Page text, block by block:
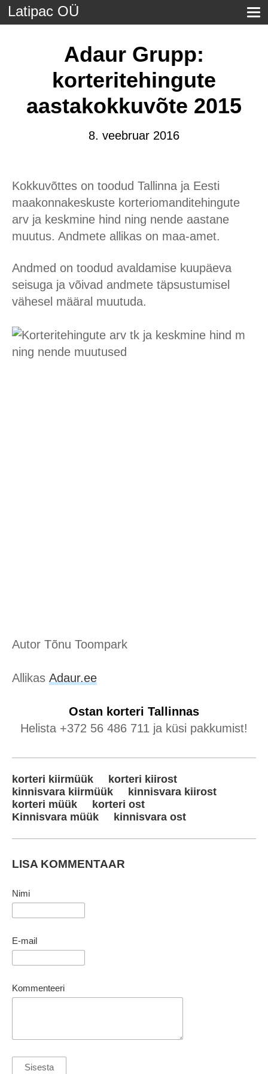
Latipac OÜ
Adaur Grupp:
korteritehingute
aastakokkuvõte 2015
8. veebruar 2016
Kokkuvõttes on toodud Tallinna ja Eesti
maakonnakeskuste korteriomanditehingute
arv ja keskmine hind ning nende aastane
muutus. Andmete allikas on maa-amet.
Andmed on toodud avaldamise kuupäeva
seisuga ja võivad andmete täpsustumisel
vähesel määral muutuda.
Autor Tõnu Toompark
Allikas Adaur.ee
Ostan korteri Tallinnas
Helista +372 56 486 711 ja küsi pakkumist!
korteri kiirmüük
korteri kiirost
kinnisvara kiirmüük
kinnisvara kiirost
korteri müük
korteri ost
Kinnisvara müük
kinnisvara ost
LISA KOMMENTAAR
Nimi
E-mail
Kommenteeri